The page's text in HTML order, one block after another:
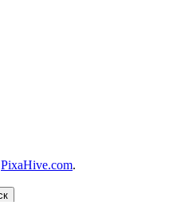
PixaHive.com.